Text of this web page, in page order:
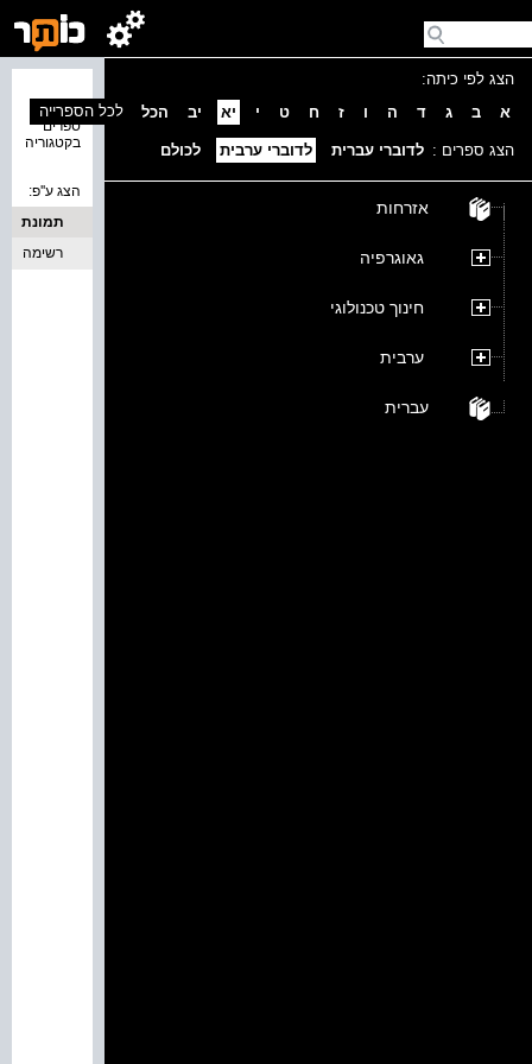
הצג לפי כיתה:
א
ב ג ד ה ו ז ח ט י יא יב הכל
הצג ספרים : לדוברי עברית לדוברי ערבית לכולם
אזרחות
גאוגרפיה
חינוך טכנולוגי
ערבית
עברית
ספרים
בקטגוריה
לכל הספרייה
הצג ע''פ:
תמונת
כריכה
רשימה